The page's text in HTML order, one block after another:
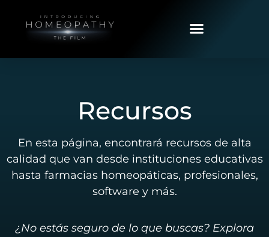
Recursos
En esta página, encontrará recursos de alta
calidad que van desde instituciones educativas
hasta farmacias homeopáticas, profesionales,
software y más.
¿No estás seguro de lo que buscas? Explora